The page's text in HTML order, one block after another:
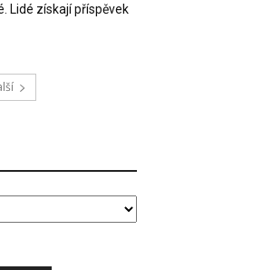
Lidé získají příspěvek